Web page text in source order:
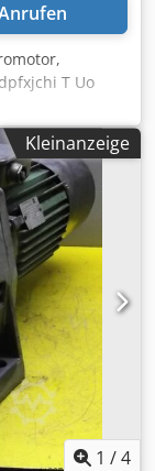
T Uo
-Bauform: B3
44 -
37 kg
Kleinanzeige
1 /4